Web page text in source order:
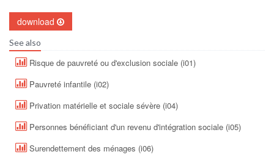
download
See also
Risque de pauvreté ou d'exclusion sociale (i01)
Pauvreté infantile (i02)
Privation matérielle et sociale sévère (i04)
Personnes bénéficiant d'un revenu d'intégration sociale (i05)
Surendettement des ménages (i06)